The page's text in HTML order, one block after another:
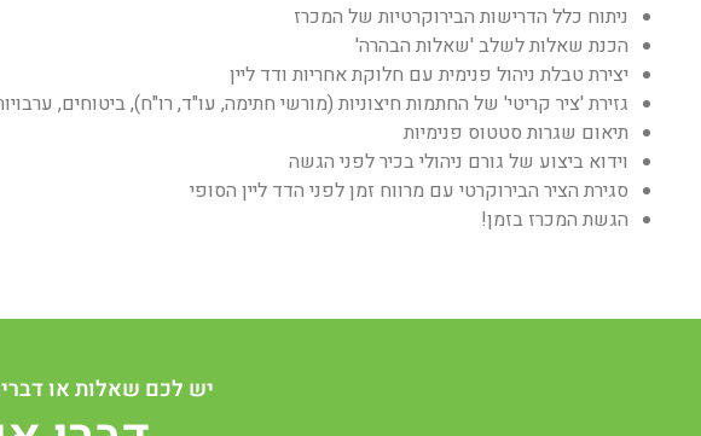
ניתוח כלל הדרישות הבירוקרטיות של המכרז
הכנת שאלות לשלב 'שאלות הבהרה'
יצירת טבלת ניהול פנימית עם חלוקת אחריות ודד ליין
גזירת 'ציר קריטי' של החתמות חיצוניות (מורשי חתימה, עו"ד, רו"ח), ביטוחים,
תיאום שגרות סטטוס פנימיות
וידוא ביצוע של גורם ניהולי בכיר לפני הגשה
סגירת הציר הבירוקרטי עם מרווח זמן לפני הדד ליין הסופי
הגשת המכרז בזמן!
יש לכם שאלות או